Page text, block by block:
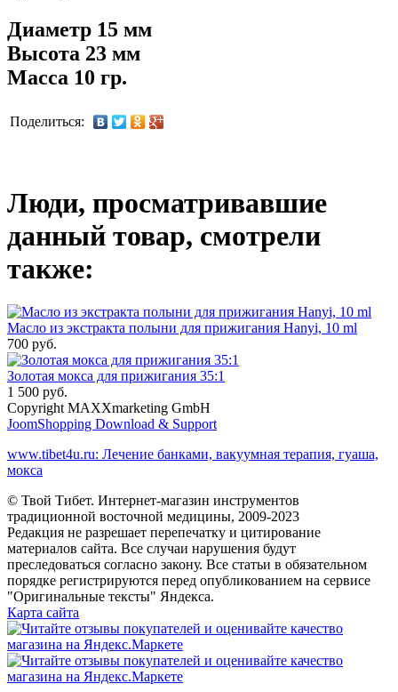
Диаметр 15 мм
Высота 23 мм
Масса 10 гр.
Поделиться:
Люди, просматривавшие
данный товар, смотрели
также:
Масло из экстракта полыни для прижигания Hanyi, 10 ml
700 руб.
Золотая мокса для прижигания 35:1
1 500 руб.
Copyright MAXXmarketing GmbH
JoomShopping Download & Support
www.tibet4u.ru: Лечение банками, вакуумная терапия, гуаша,
мокса
© Твой Тибет. Интернет-магазин инструментов
традиционной восточной медицины, 2009-2023
Редакция не разрешает перепечатку и цитирование
материалов сайта. Все случаи нарушения будут
преследоваться согласно закону. Все статьи в обязательном
порядке регистрируются перед опубликованием на сервисе
"Оригинальные тексты" Яндекса.
Карта сайта